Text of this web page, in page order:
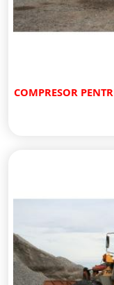
COMPRESOR PENTRU INCARCATOR FRONTAL HANOMAG